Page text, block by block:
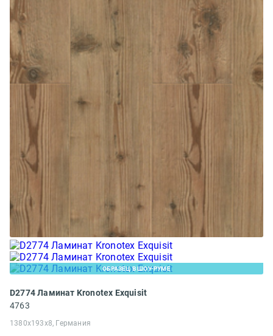
ОБРАЗЕЦ В ШОУ-РУМЕ
D2774 Ламинат Kronotex Exquisit
4763
1380x193x8, Германия